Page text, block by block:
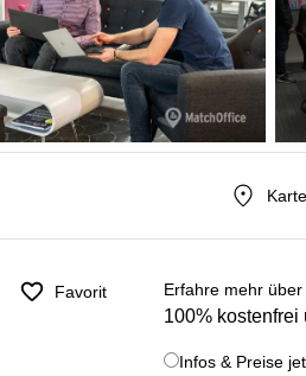
Karte
Favorit Erfahre mehr
100%
Infos & Preise